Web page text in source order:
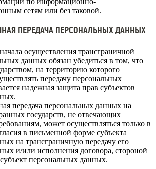
сетям или без таковой.
ПЕРЕДАЧА ПЕРСОНАЛЬНЫХ ДАННЫХ
осуществления трансграничной
данных обязан убедиться в том, что
на территорию которого
передачу персональных
надежная защита прав субъектов
передача персональных данных на
государств, не отвечающих
может осуществляться только в
в письменной форме субъекта
на трансграничную передачу его
и/или исполнения договора, стороной
субъект персональных данных.